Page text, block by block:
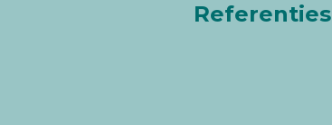
Referenties